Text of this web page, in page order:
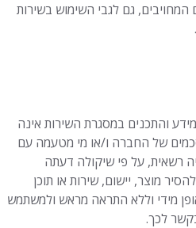
המחויבים, גם לגבי השימוש בשירות
והתכנים במסגרת השירות אינה
של החברה ו/או מי מטעמה עם
רשאית, על פי שיקולה דעתה
מוצר, יישום, שירות או תוכן
מידי וללא התראה מראש ולמשתמש
לכך.